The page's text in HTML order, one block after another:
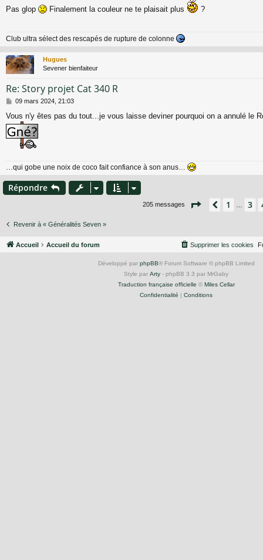
s
e
Pas glop Finalement la couleur ne te plaisait plus ?
Club ultra sélect des rescapés de rupture de colonne
Hugues
Sevener bienfaiteur
Re: Story projet Cat 340 R
M
s
s
a
09 mars 2024, 21:03
Vous n'y êtes pas du tout...je vous laisse deviner pourquoi on a annulé le
…qui gobe une noix de coco fait confiance à son anus…
Répondre
205 messages Page 5sur 14
Précédent
1 3
Revenir à « Généralités Seven »
Accueil Accueil du forum Supprimer les cookies
Développé par phpBB® Forum Software © phpBB Limited
Style par Arty - phpBB 3.3 par MrGaby
Traduction française officielle © Miles Cellar
Confidentialité | Conditions